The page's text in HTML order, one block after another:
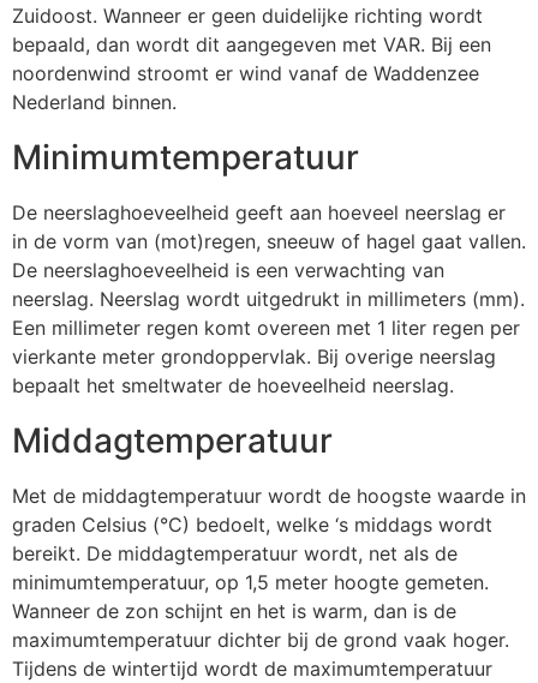
Zuidoost. Wanneer er geen duidelijke richting wordt
bepaald, dan wordt dit aangegeven met VAR. Bij een
noordenwind stroomt er wind vanaf de Waddenzee
Nederland binnen.
Minimumtemperatuur
De neerslaghoeveelheid geeft aan hoeveel neerslag er
in de vorm van (mot)regen, sneeuw of hagel gaat vallen.
De neerslaghoeveelheid is een verwachting van
neerslag. Neerslag wordt uitgedrukt in millimeters (mm).
Een millimeter regen komt overeen met 1 liter regen per
vierkante meter grondoppervlak. Bij overige neerslag
bepaalt het smeltwater de hoeveelheid neerslag.
Middagtemperatuur
Met de middagtemperatuur wordt de hoogste waarde in
graden Celsius (°C) bedoelt, welke ‘s middags wordt
bereikt. De middagtemperatuur wordt, net als de
minimumtemperatuur, op 1,5 meter hoogte gemeten.
Wanneer de zon schijnt en het is warm, dan is de
maximumtemperatuur dichter bij de grond vaak hoger.
Tijdens de wintertijd wordt de maximumtemperatuur